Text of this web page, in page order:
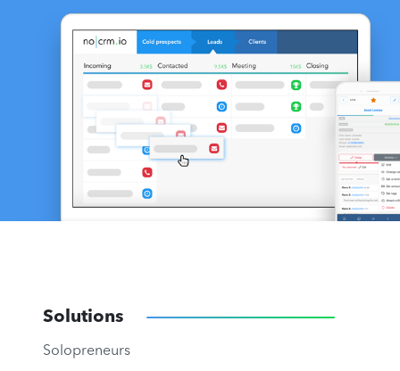
Solutions
Solopreneurs